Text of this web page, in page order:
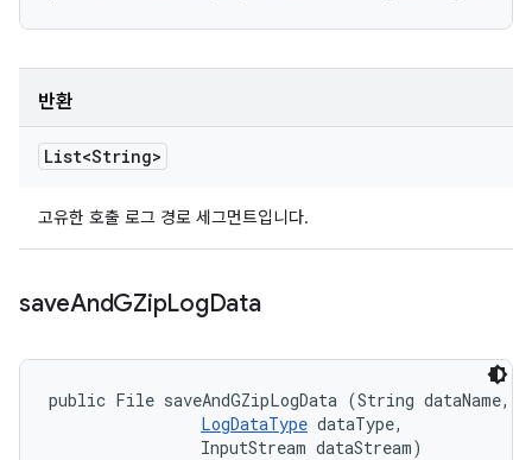
반환
List<String>
고유한 호출 로그 경로 세그먼트입니다.
saveAndGZipLogData
public File saveAndGZipLogData (String dataName,
LogDataType dataType,
                InputStream dataStream)